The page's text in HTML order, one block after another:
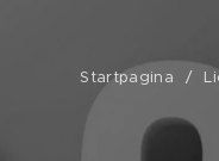
Startpagina